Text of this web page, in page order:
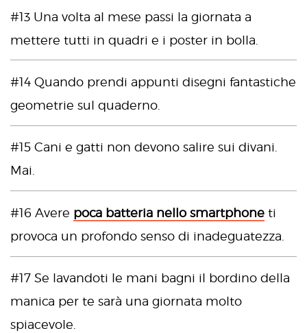
#13 Una volta al mese passi la giornata a
mettere tutti in quadri e i poster in bolla.
#14 Quando prendi appunti disegni fantastiche
geometrie sul quaderno.
#15 Cani e gatti non devono salire sui divani.
Mai.
#16 Avere poca batteria nello smartphone ti
provoca un profondo senso di inadeguatezza.
#17 Se lavandoti le mani bagni il bordino della
manica per te sarà una giornata molto
spiacevole.